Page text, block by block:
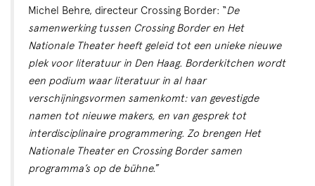
Michel Behre, directeur Crossing Border: “De
samenwerking tussen Crossing Border en Het
Nationale Theater heeft geleid tot een unieke nieuwe
plek voor literatuur in Den Haag. Borderkitchen wordt
een podium waar literatuur in al haar
verschijningsvormen samenkomt: van gevestigde
namen tot nieuwe makers, en van gesprek tot
interdisciplinaire programmering. Zo brengen Het
Nationale Theater en Crossing Border samen
programma’s op de bühne.”